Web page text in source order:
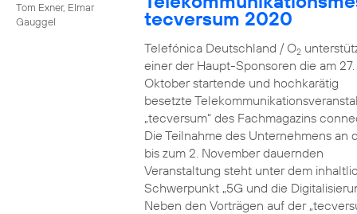
Tom Exner, Elmar
Gauggel
tecversum 2020
Telefónica Deutschland / O2
einer der Haupt-Sponsoren die am 27.
Oktober startende und hochkarätig
besetzte
„tecversum“ des Fachmagazins
Die Teilnahme des Unternehmens an
bis zum 2. November dauernden
Veranstaltung steht unter dem
Schwerpunkt „5G und die
Neben den Vorträgen auf der